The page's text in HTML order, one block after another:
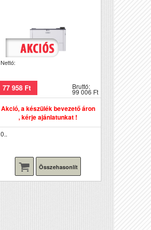
Nettó:
77 958 Ft Bruttó:
99 006 Ft
Akció, a készülék bevezető áron
, kérje ajánlatunkat !
0..
Összehasonlít